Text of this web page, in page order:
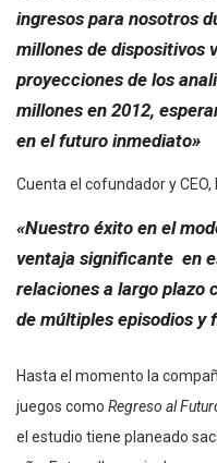
ingresos para nosotros
millones de dispositivos
proyecciones de los
millones en 2012,
en el futuro inmediato»
Cuenta el cofundador y CEO,
«Nuestro éxito en el
ventaja significante en
relaciones a largo plazo
de múltiples episodios y
Hasta el momento la
juegos como Regreso al
el estudio tiene planeado